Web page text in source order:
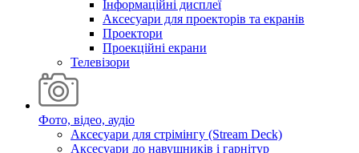
Інформаційні дисплеї
Аксесуари для проекторів та екранів
Проектори
Проекційні екрани
Телевізори
Фото, відео, аудіо
Аксесуари для стрімінгу (Stream Deck)
Аксесуари до навушників і гарнітур